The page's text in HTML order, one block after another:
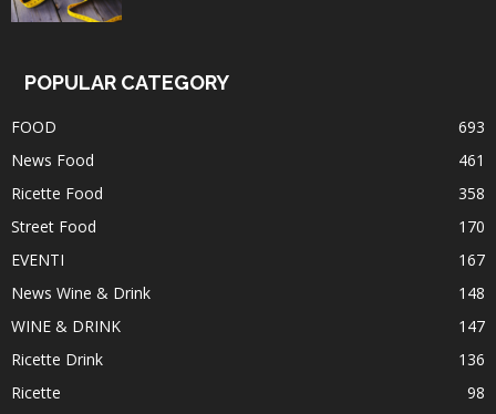
POPULAR CATEGORY
FOOD
693
News Food
461
Ricette Food
358
Street Food
170
EVENTI
167
News Wine & Drink
148
WINE & DRINK
147
Ricette Drink
136
Ricette
98